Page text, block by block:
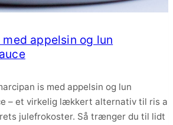
appelsin og lun
is med appelsin og lun
– et virkelig lækkert alternativ til ris a
julefrokoster. Så trænger du til lidt